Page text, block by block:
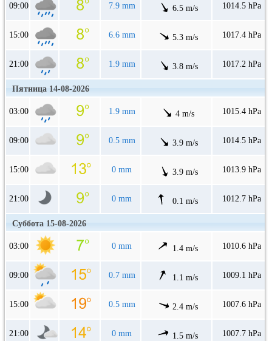
09:00 7.9 mm 6.5 m/s 1014.5 hPa
15:00 6.6 mm 5.3 m/s 1017.4 hPa
21:00 1.9 mm 3.8 m/s 1017.2 hPa
Пятница 14-08-2026
03:00 1.9 mm 4 m/s 1015.4 hPa
09:00 0.5 mm 3.9 m/s 1014.5 hPa
15:00 0 mm 3.9 m/s 1013.9 hPa
21:00 0 mm 0.1 m/s 1012.7 hPa
Суббота 15-08-2026
03:00 0 mm 1.4 m/s 1010.6 hPa
09:00 0.7 mm 1.1 m/s 1009.1 hPa
15:00 0.5 mm 2.4 m/s 1007.6 hPa
21:00 0 mm 1.5 m/s 1007.7 hPa